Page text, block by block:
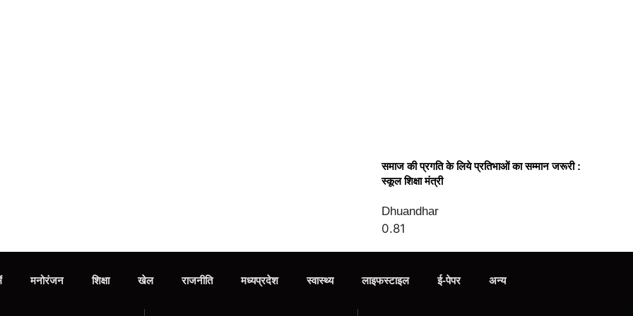
समाज की प्रगति के लिये प्रतिभाओं का सम्मान जरूरी :
स्कूल शिक्षा मंत्री
Dhuandhar
मनोरंजन शिक्षा खेल राजनीति मध्‍यप्रदेश स्वास्थ्य लाइफस्टाइल ई-पेपर अन्य